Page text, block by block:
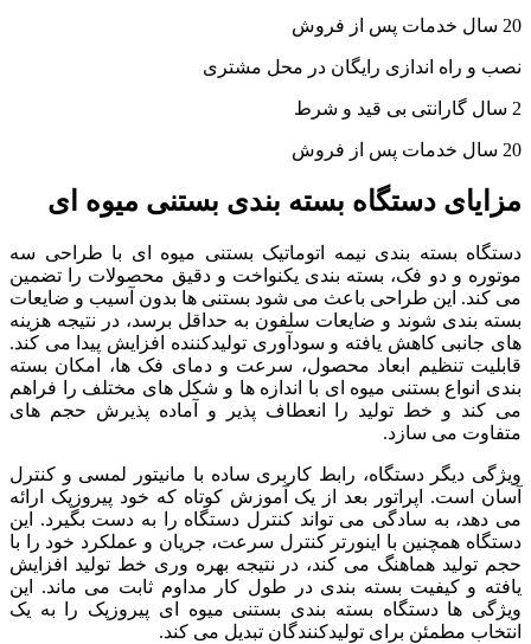
20 سال خدمات پس از فروش
نصب و راه اندازی رایگان در محل مشتری
2 سال گارانتی بی قید و شرط
20 سال خدمات پس از فروش
مزایای دستگاه بسته بندی بستنی میوه ای
دستگاه بسته بندی نیمه اتوماتیک بستنی میوه ای با طراحی سه
موتوره و دو فک، بسته بندی یکنواخت و دقیق محصولات را تضمین
می کند. این طراحی باعث می شود بستنی ها بدون آسیب و ضایعات
بسته بندی شوند و ضایعات سلفون به حداقل برسد، در نتیجه هزینه
های جانبی کاهش یافته و سودآوری تولیدکننده افزایش پیدا می کند.
قابلیت تنظیم ابعاد محصول، سرعت و دمای فک ها، امکان بسته
بندی انواع بستنی میوه ای با اندازه ها و شکل های مختلف را فراهم
می کند و خط تولید را انعطاف پذیر و آماده پذیرش حجم های
متفاوت می سازد.
ویژگی دیگر دستگاه، رابط کاربری ساده با مانیتور لمسی و کنترل
آسان است. اپراتور بعد از یک آموزش کوتاه که خود پیروزپک ارائه
می دهد، به سادگی می تواند کنترل دستگاه را به دست بگیرد. این
دستگاه همچنین با اینورتر کنترل سرعت، جریان و عملکرد خود را با
حجم تولید هماهنگ می کند، در نتیجه بهره وری خط تولید افزایش
یافته و کیفیت بسته بندی در طول کار مداوم ثابت می ماند. این
ویژگی ها دستگاه بسته بندی بستنی میوه ای پیروزپک را به یک
انتخاب مطمئن برای تولیدکنندگان تبدیل می کند.